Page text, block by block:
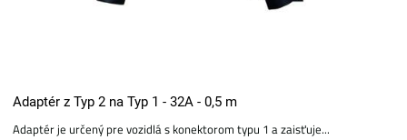
Adaptér z Typ 2 na Typ 1 - 32A - 0,5 m
Adaptér je určený pre vozidlá s konektorom typu 1 a zaisťuje...